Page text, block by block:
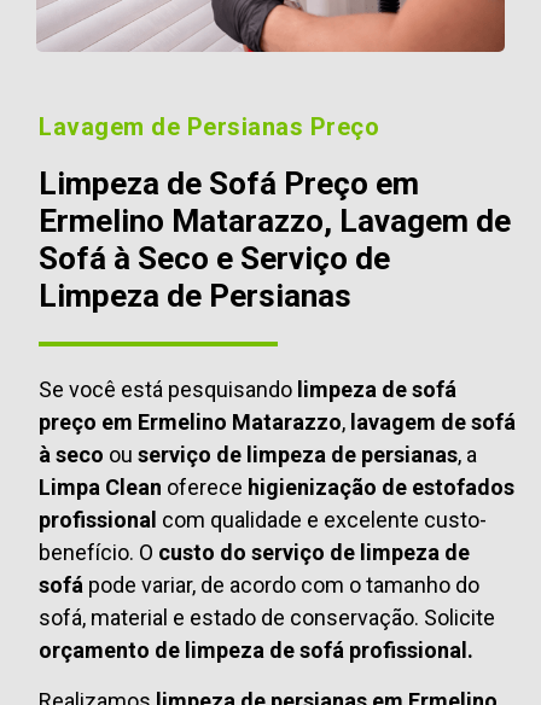
Lavagem de Persianas Preço
Limpeza de Sofá Preço em
Ermelino Matarazzo, Lavagem de
Sofá à Seco e Serviço de
Limpeza de Persianas
Se você está pesquisando limpeza de sofá
preço em Ermelino Matarazzo, lavagem de sofá
à seco ou serviço de limpeza de persianas, a
Limpa Clean oferece higienização de estofados
profissional com qualidade e excelente custo-
benefício. O custo do serviço de limpeza de
sofá pode variar, de acordo com o tamanho do
sofá, material e estado de conservação. Solicite
orçamento de limpeza de sofá profissional.